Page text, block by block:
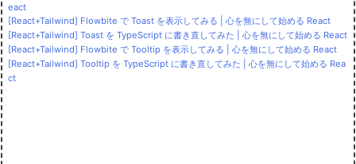
eact
[React+Tailwind] Flowbite で Toast を表示してみる | 心を無にして始める React
[React+Tailwind] Toast を TypeScript に書き直してみた | 心を無にして始める React
[React+Tailwind] Flowbite で Tooltip を表示してみる | 心を無にして始める React
[React+Tailwind] Tooltip を TypeScript に書き直してみた | 心を無にして始める Rea
ct